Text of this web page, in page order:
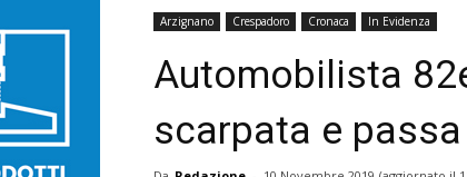
Arzignano Crespadoro Cronaca In Evidenza
Automobilista
scarpata e